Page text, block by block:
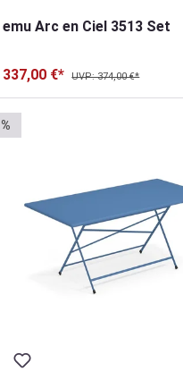
emu Arc en Ciel 3513 Set
337,00 €* UVP: 374,00 €*
%